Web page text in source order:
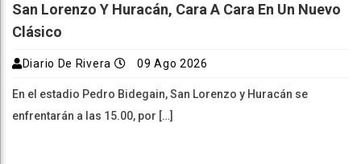
San Lorenzo Y Huracán, Cara A Cara En Un Nuevo
Clásico
Diario De Rivera 09 Ago 2026
En el estadio Pedro Bidegain, San Lorenzo y Huracán se
enfrentarán a las 15.00, por […]